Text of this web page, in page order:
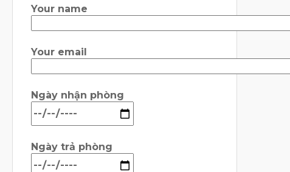
Your name
Your email
Ngày nhận phòng
Ngày trả phòng